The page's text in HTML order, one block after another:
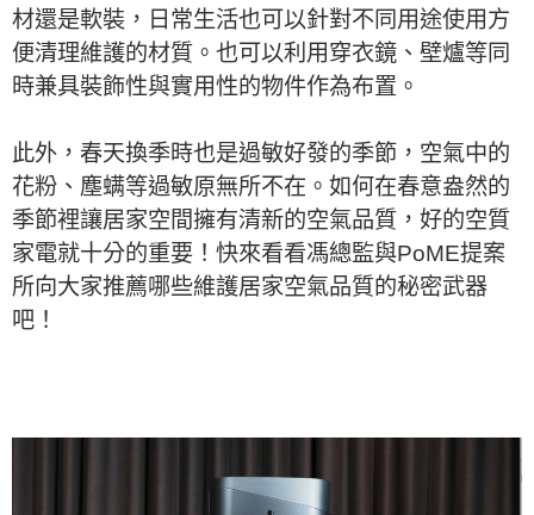
材還是軟裝，日常生活也可以針對不同用途使用方
便清理維護的材質。也可以利用穿衣鏡、壁爐等同
時兼具裝飾性與實用性的物件作為布置。
此外，春天換季時也是過敏好發的季節，空氣中的
花粉、塵螨等過敏原無所不在。如何在春意盎然的
季節裡讓居家空間擁有清新的空氣品質，好的空質
家電就十分的重要！快來看看馮總監與PoME提案
所向大家推薦哪些維護居家空氣品質的秘密武器
吧！